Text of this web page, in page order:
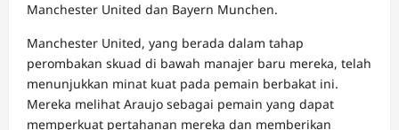
Manchester United dan Bayern Munchen.
Manchester United, yang berada dalam tahap
perombakan skuad di bawah manajer baru mereka, telah
menunjukkan minat kuat pada pemain berbakat ini.
Mereka melihat Araujo sebagai pemain yang dapat
memperkuat pertahanan mereka dan memberikan